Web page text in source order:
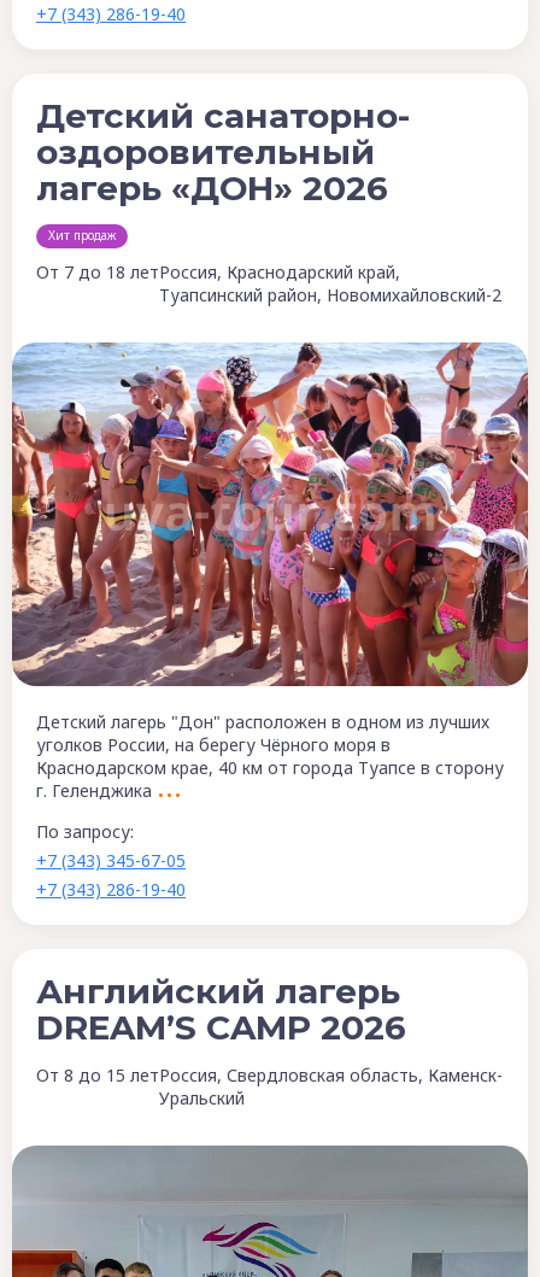
+7 (343) 286-19-40
Детский санаторно-
оздоровительный
лагерь «ДОН» 2026
Хит продаж
От 7 до 18 летРоссия, Краснодарский край,
Туапсинский район, Новомихайловский-2
Детский лагерь "Дон" расположен в одном из лучших
уголков России, на берегу Чёрного моря в
Краснодарском крае, 40 км от города Туапсе в сторону
г. Геленджика
По запросу:
+7 (343) 345-67-05
+7 (343) 286-19-40
Английский лагерь
DREAM’S CAMP 2026
От 8 до 15 летРоссия, Свердловская область, Каменск-
Уральский